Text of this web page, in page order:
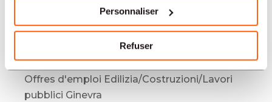
Personnaliser
Refuser
Offres d'emploi Edilizia/Costruzioni/Lavori
pubblici Yverdon-les-Bains
Offres d'emploi Edilizia/Costruzioni/Lavori
pubblici Basilea
Offres d'emploi Edilizia/Costruzioni/Lavori
pubblici Ginevra